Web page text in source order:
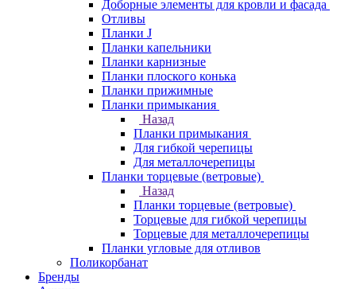
Доборные элементы для кровли и фасада
Отливы
Планки J
Планки капельники
Планки карнизные
Планки плоского конька
Планки прижимные
Планки примыкания
Назад
Планки примыкания
Для гибкой черепицы
Для металлочерепицы
Планки торцевые (ветровые)
Назад
Планки торцевые (ветровые)
Торцевые для гибкой черепицы
Торцевые для металлочерепицы
Планки угловые для отливов
Поликорбанат
Бренды